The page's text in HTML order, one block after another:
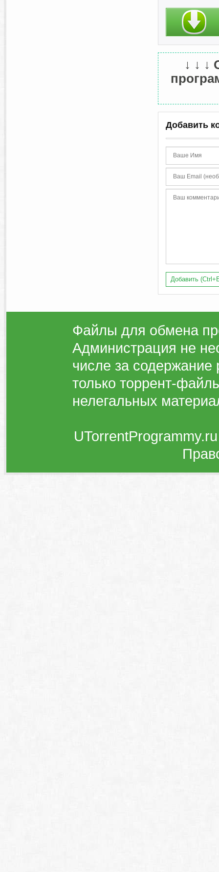
touchegg 20260528
libpam-usb 0.9.2
добавлено:
и много других
↓ ↓ ↓
Добавить
Добавить
Файлы для обмена
Администрация не
числе за
только торрент-
нелегальных
UTorrentProgrammy.ru